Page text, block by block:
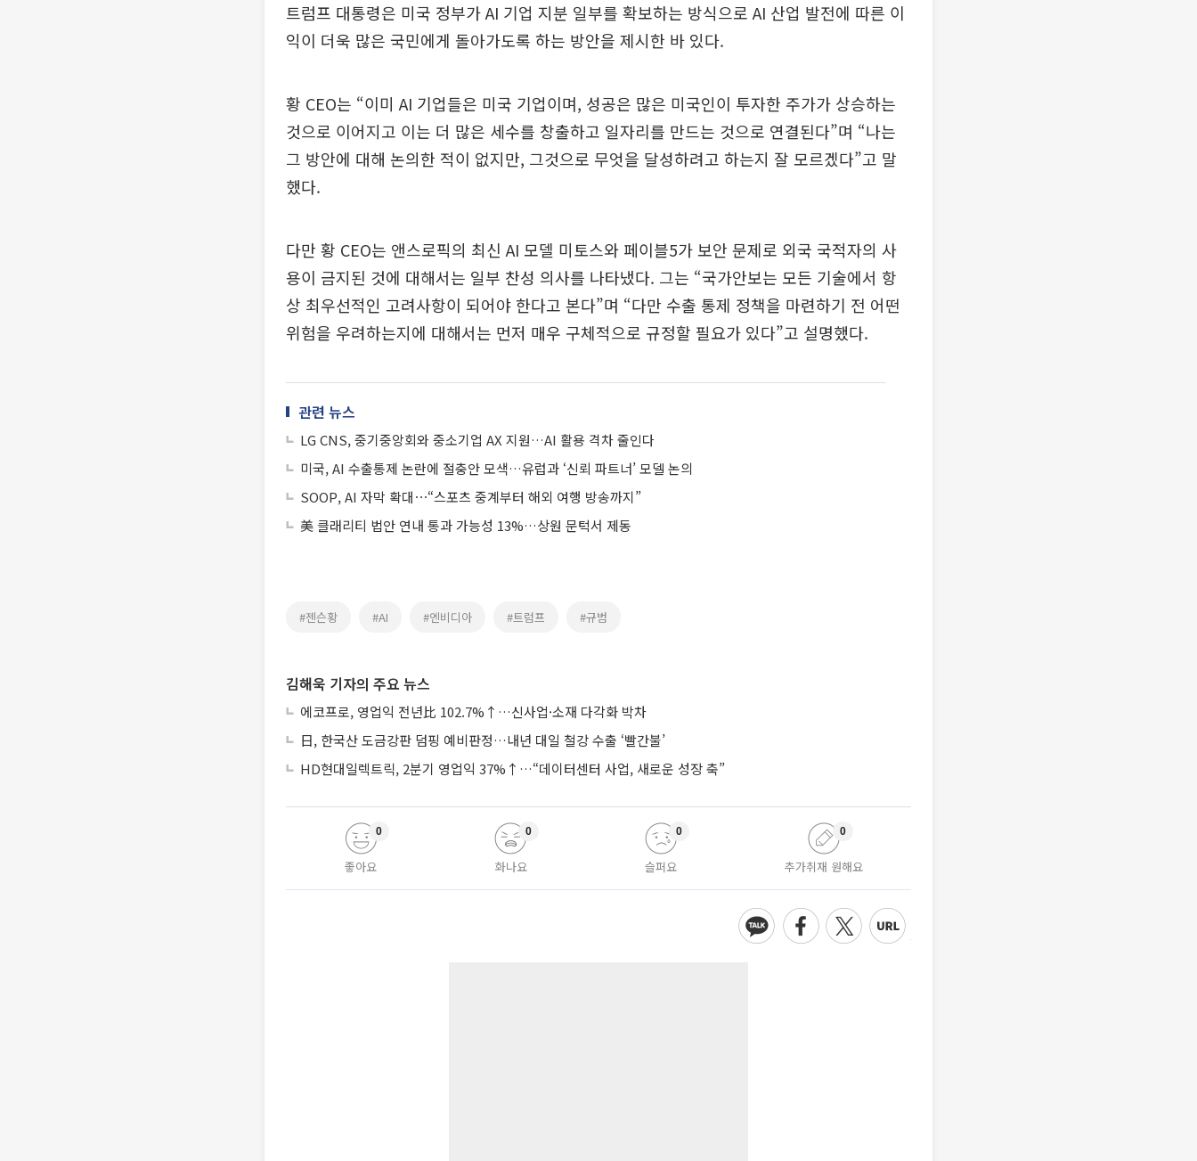
트럼프 대통령은 미국 정부가 AI 기업 지분 일부를 확보하는 방식으로 AI 산업 발전에 따른 이
익이 더욱 많은 국민에게 돌아가도록 하는 방안을 제시한 바 있다.
황 CEO는 “이미 AI 기업들은 미국 기업이며, 성공은 많은 미국인이 투자한 주가가 상승하는
것으로 이어지고 이는 더 많은 세수를 창출하고 일자리를 만드는 것으로 연결된다”며 “나는
그 방안에 대해 논의한 적이 없지만, 그것으로 무엇을 달성하려고 하는지 잘 모르겠다”고 말
했다.
다만 황 CEO는 앤스로픽의 최신 AI 모델 미토스와 페이블5가 보안 문제로 외국 국적자의 사
용이 금지된 것에 대해서는 일부 찬성 의사를 나타냈다. 그는 “국가안보는 모든 기술에서 항
상 최우선적인 고려사항이 되어야 한다고 본다”며 “다만 수출 통제 정책을 마련하기 전 어떤
위험을 우려하는지에 대해서는 먼저 매우 구체적으로 규정할 필요가 있다”고 설명했다.
관련 뉴스
LG CNS, 중기중앙회와 중소기업 AX 지원…AI 활용 격차 줄인다
미국, AI 수출통제 논란에 절충안 모색…유럽과 ‘신뢰 파트너’ 모델 논의
SOOP, AI 자막 확대⋯“스포츠 중계부터 해외 여행 방송까지”
美 클래리티 법안 연내 통과 가능성 13%…상원 문턱서 제동
#젠슨황 #AI #엔비디아 #트럼프 #규범
김해욱 기자의 주요 뉴스
에코프로, 영업익 전년比 102.7%↑…신사업·소재 다각화 박차
日, 한국산 도금강판 덤핑 예비판정…내년 대일 철강 수출 ‘빨간불’
HD현대일렉트릭, 2분기 영업익 37%↑…“데이터센터 사업, 새로운 성장 축”
좋아요
0
화나요
0
슬퍼요
0
추가취재 원해요
0